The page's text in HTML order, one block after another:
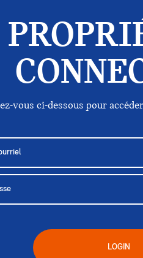
vous ci-dessous pour
LOGIN